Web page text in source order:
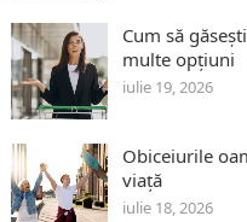
Cum să
multe opțiuni
iulie 19, 2026
Obiceiurile
viață
iulie 18, 2026